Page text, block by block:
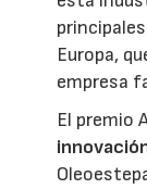
Europa,
empresa
El premio